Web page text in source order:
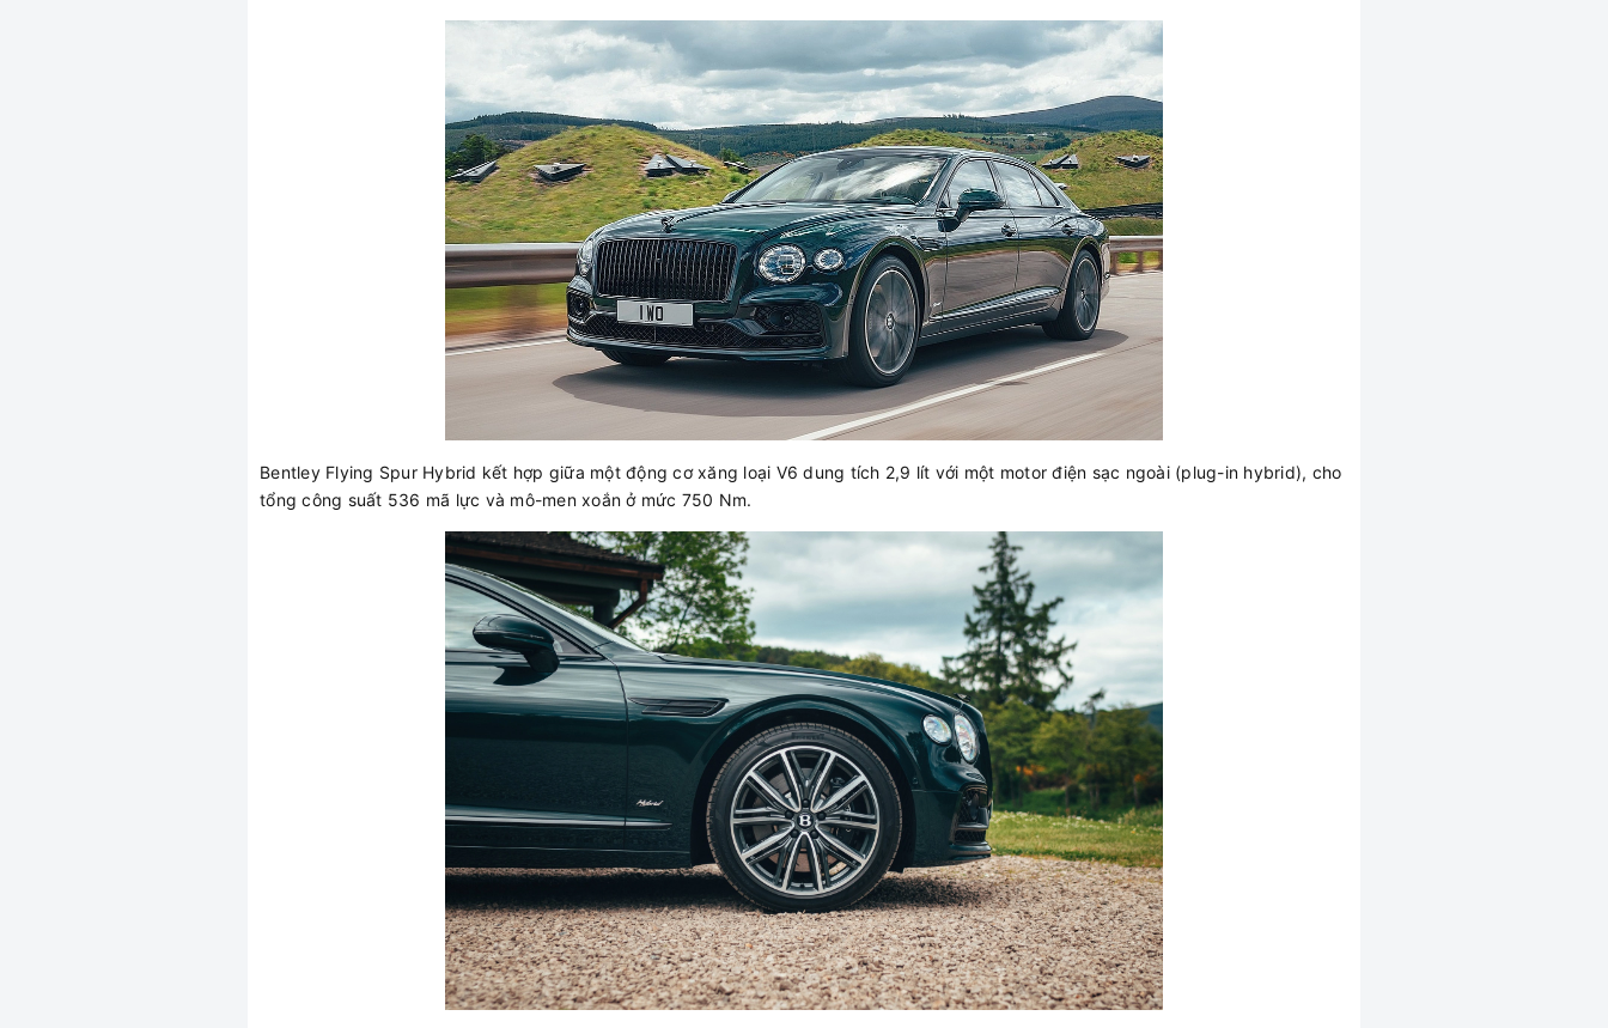
Bentley Flying Spur Hybrid kết hợp giữa một động cơ xăng loại V6 dung tích 2,9 lít với một motor điện sạc ngoài (plug-in hybrid), cho
tổng công suất 536 mã lực và mô-men xoắn ở mức 750 Nm.